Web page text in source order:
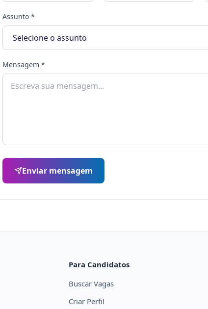
Assunto *
Mensagem *
Enviar mensagem
Para Candidatos
Buscar Vagas
Criar Perfil